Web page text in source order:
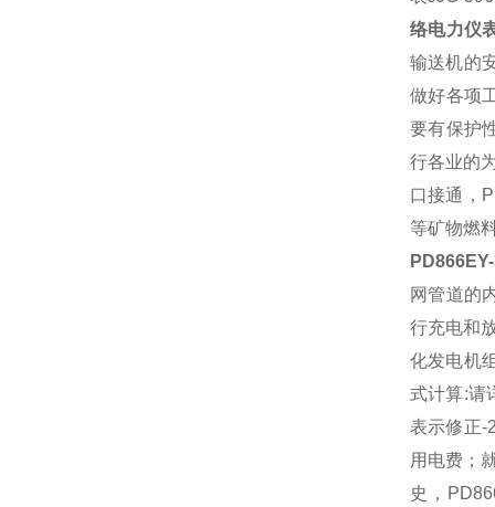
络电力仪
输送机的
做好各项
要有保护
行各业的
口接通，
等矿物燃
网管道的
行充电和
化发电机
式计算:请
表示修正-
用电费；
史，